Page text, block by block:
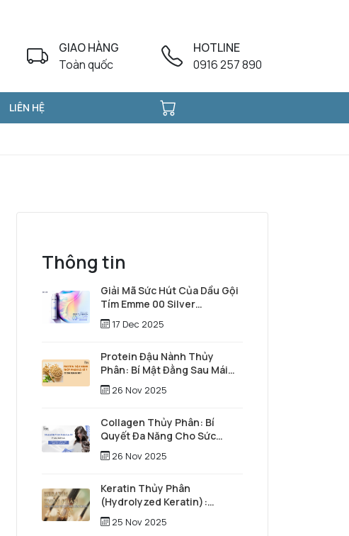
GIAO HÀNG
Toàn quốc
HOTLINE
0916 257 890
LIÊN HỆ
Thông tin
Giải Mã Sức Hút Của Dầu Gội
Tím Emme 00 Silver
Shampoo Từ Ý
17 Dec 2025
Protein Đậu Nành Thủy
Phân: Bí Mật Đằng Sau Mái
Tóc Óng Mượt Và Làn Da Trẻ
Trung
26 Nov 2025
Collagen Thủy Phân: Bí
Quyết Đa Năng Cho Sức
Khỏe Toàn Diện và Vẻ Đẹp
Vượt Thời Gian
26 Nov 2025
Keratin Thủy Phân
(Hydrolyzed Keratin):
"Người hùng thầm lặng" tái
tạo mái tóc từ sâu bên trong
25 Nov 2025